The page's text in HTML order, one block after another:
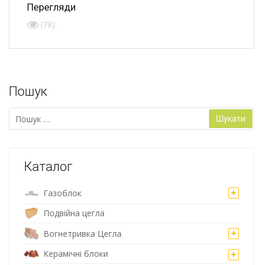
Перегляди
(78)
Пошук
Пошук:
Каталог
Газоблок
Подвійна цегла
Вогнетривка Цегла
Керамічні блоки